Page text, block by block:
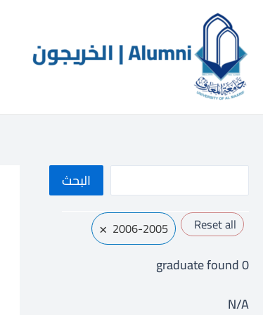
المحتوى
ل
ث
البحث
Reset all
2006-2005
×
0
N/A